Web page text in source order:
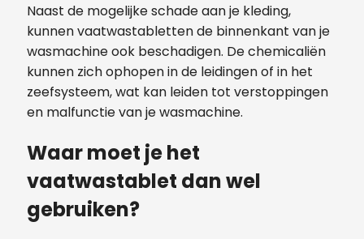
Naast de mogelijke schade aan je kleding,
kunnen vaatwastabletten de binnenkant van je
wasmachine ook beschadigen. De chemicaliën
kunnen zich ophopen in de leidingen of in het
zeefsysteem, wat kan leiden tot verstoppingen
en malfunctie van je wasmachine.
Waar moet je het
vaatwastablet dan wel
gebruiken?